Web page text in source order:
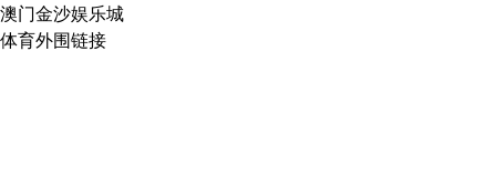
澳门金沙娱乐城
体育外围链接